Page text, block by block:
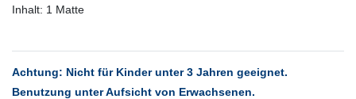
Inhalt: 1 Matte
Achtung: Nicht für Kinder unter 3 Jahren geeignet.
Benutzung unter Aufsicht von Erwachsenen.